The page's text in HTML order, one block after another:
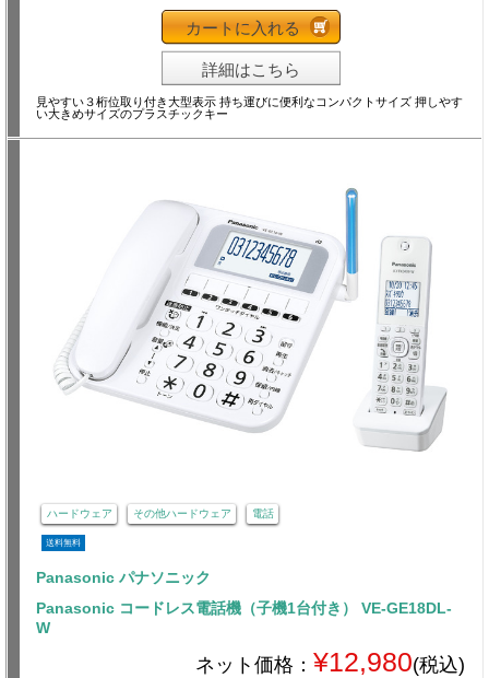
カートに入れる
詳細はこちら
見やすい３桁位取り付き大型表示 持ち運びに便利なコンパクトサイズ 押しやす
い大きめサイズのプラスチックキー
ハードウェア その他ハードウェア 電話
送料無料
Panasonic パナソニック
Panasonic コードレス電話機（子機1台付き） VE-GE18DL-
W
ネット価格： ¥12,980(税込)